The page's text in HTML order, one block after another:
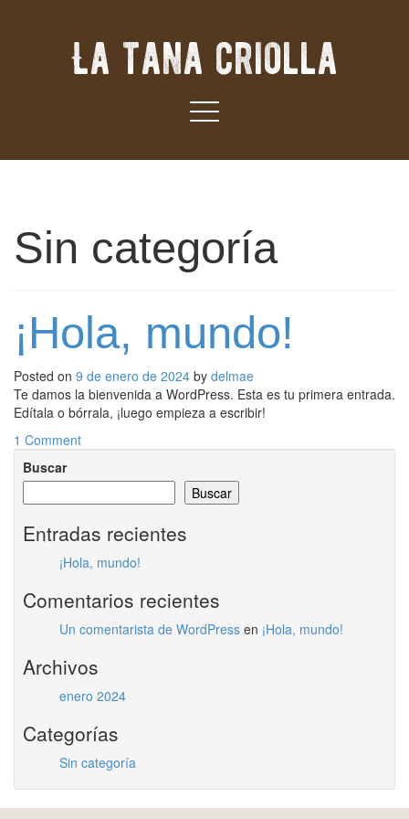
La tana criolla
Sin categoría
¡Hola, mundo!
Posted on 9 de enero de 2024 by delmae
Te damos la bienvenida a WordPress. Esta es tu primera entrada.
Edítala o bórrala, ¡luego empieza a escribir!
1 Comment
Buscar
Buscar
Entradas recientes
¡Hola, mundo!
Comentarios recientes
Un comentarista de WordPress en ¡Hola, mundo!
Archivos
enero 2024
Categorías
Sin categoría